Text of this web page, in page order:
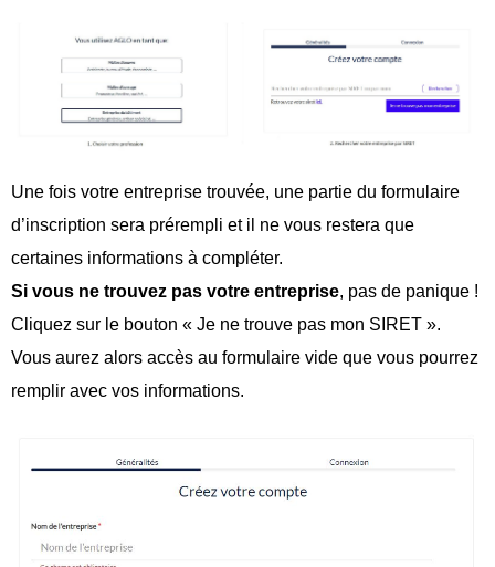
Une fois votre entreprise trouvée, une partie du formulaire
d’inscription sera prérempli et il ne vous restera que
certaines informations à compléter.
Si vous ne trouvez pas votre entreprise, pas de panique !
Cliquez sur le bouton « Je ne trouve pas mon SIRET ».
Vous aurez alors accès au formulaire vide que vous pourrez
remplir avec vos informations.